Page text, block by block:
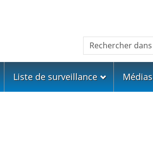
Rechercher
Liste de surveillance Médias